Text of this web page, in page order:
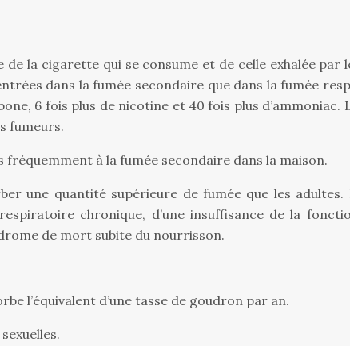
de la cigarette qui se consume et de celle exhalée
dans la fumée secondaire que dans la fumée
6 fois plus de nicotine et 40 fois plus
fumeurs.
fréquemment à la fumée secondaire dans la maison.
une quantité supérieure de fumée que les
chronique, d’une insuffisance de la
de mort subite du nourrisson.
l’équivalent d’une tasse de goudron par an.